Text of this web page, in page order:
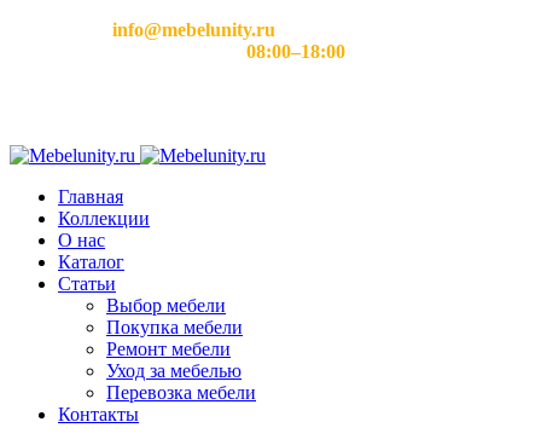
info@mebelunity.ru
08:00–18:00
Главная
Коллекции
О нас
Каталог
Статьи
Выбор мебели
Покупка мебели
Ремонт мебели
Уход за мебелью
Перевозка мебели
Контакты